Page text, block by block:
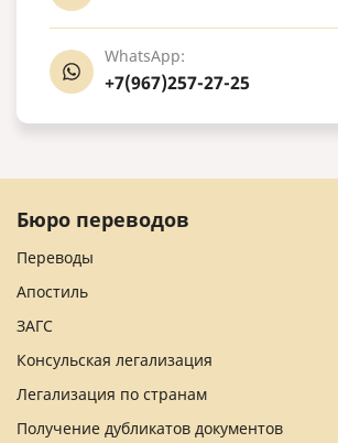
WhatsApp:
+7(967)257-27-25
Бюро переводов
Переводы
Апостиль
ЗАГС
Консульская легализация
Легализация по странам
Получение дубликатов документов